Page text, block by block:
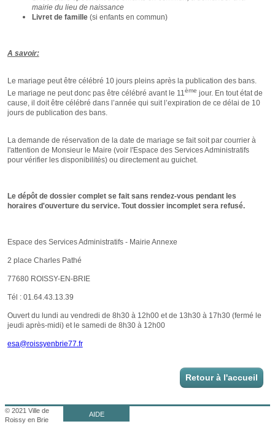
Retour à l'accueil
© 2021 Ville de
Roissy en Brie
AIDE